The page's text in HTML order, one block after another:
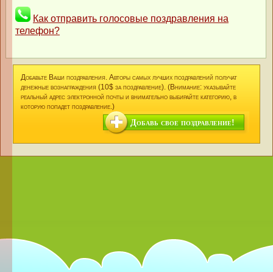
Как отправить голосовые поздравления на
телефон?
Добавьте Ваши поздравления. Авторы самых лучших поздравлений получат
денежные вознаграждения (10$ за поздравление). (Внимание: указывайте
реальный адрес электронной почты и внимательно выбирайте категорию, в
которую попадет поздравление.)
Добавь свое поздравление!